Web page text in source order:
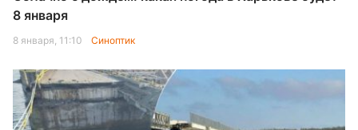
8 января
8 января, 11:10 Синоптик